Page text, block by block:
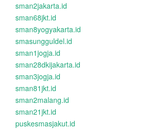
sman2jakarta.id
sman68jkt.id
sman8yogyakarta.id
smasungguldel.id
sman1jogja.id
sman28dkijakarta.id
sman3jogja.id
sman81jkt.id
sman2malang.id
sman21jkt.id
puskesmasjakut.id